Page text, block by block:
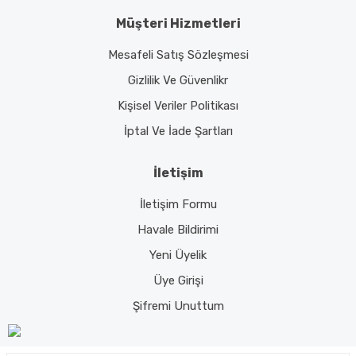
Müşteri Hizmetleri
Mesafeli Satış Sözleşmesi
Gizlilik Ve Güvenlikr
Kişisel Veriler Politikası
İptal Ve İade Şartları
İletişim
İletişim Formu
Havale Bildirimi
Yeni Üyelik
Üye Girişi
Şifremi Unuttum